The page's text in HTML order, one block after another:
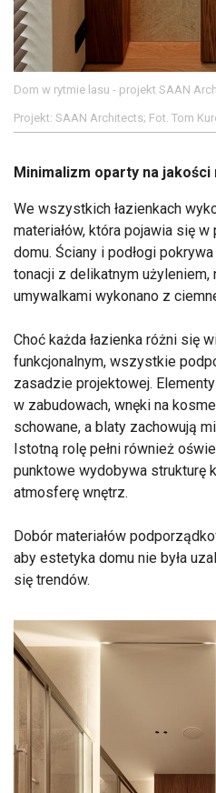
Dom w rytmie lasu - projekt SAAN
Projekt: SAAN Architects; Fot. Tom
Minimalizm oparty na jakości
We wszystkich łazienkach
materiałów, która pojawia się
domu. Ściany i podłogi
tonacji z delikatnym
umywalkami wykonano z
Choć każda łazienka różni się
funkcjonalnym, wszystkie
zasadzie projektowej.
w zabudowach, wnęki na
schowane, a blaty zachowują
Istotną rolę pełni również
punktowe wydobywa strukturę
atmosferę wnętrz.
Dobór materiałów
aby estetyka domu nie była
się trendów.